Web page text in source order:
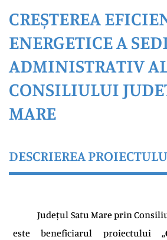
CREȘTEREA
ENERGETICE A
ADMINISTRATIV
CONSILIULUI
MARE
DESCRIEREA
Județul Satu Mare prin
este beneficiarul proiectului